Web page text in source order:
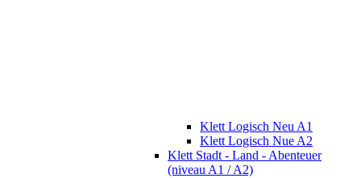
Klett Logisch Neu A1
Klett Logisch Nue A2
Klett Stadt - Land - Abenteuer
(niveau A1 / A2)